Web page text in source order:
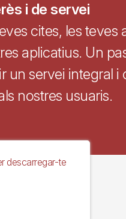
i de servei
cites, les teves
aplicatius. Un
un servei integral i
nostres usuaris.
descarregar-te